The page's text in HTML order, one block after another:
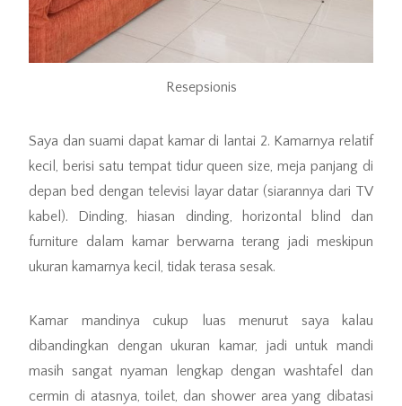
Resepsionis
Saya dan suami dapat kamar di lantai 2. Kamarnya relatif
kecil, berisi satu tempat tidur queen size, meja panjang di
depan bed dengan televisi layar datar (siarannya dari TV
kabel). Dinding, hiasan dinding, horizontal blind dan
furniture dalam kamar berwarna terang jadi meskipun
ukuran kamarnya kecil, tidak terasa sesak.
Kamar mandinya cukup luas menurut saya kalau
dibandingkan dengan ukuran kamar, jadi untuk mandi
masih sangat nyaman lengkap dengan washtafel dan
cermin di atasnya, toilet, dan shower area yang dibatasi